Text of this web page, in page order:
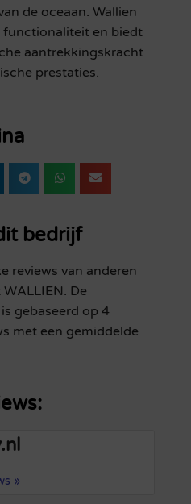
de oceaan. Wallien
functionaliteit en biedt
aantrekkingskracht
prestaties.
bedrijf
reviews van anderen
De
gebaseerd op 4
met een gemiddelde
»